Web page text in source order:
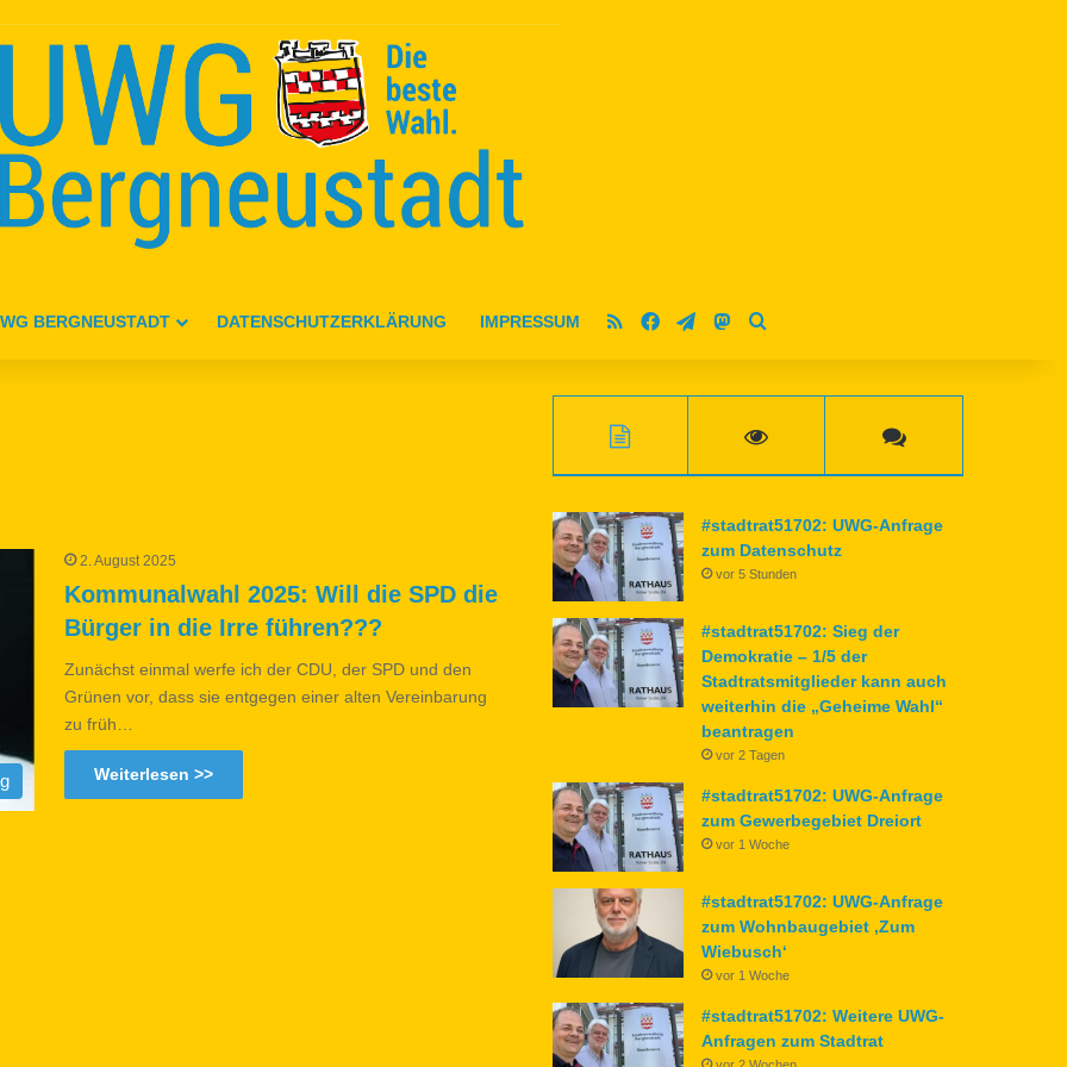
BERGNEUSTADT DATENSCHUTZERKLÄRUNG IMPRESSUM RSS FacebookTelegramMastodon
2. August 2025
Kommunalwahl 2025: Will die SPD die
Bürger in die Irre führen???
Zunächst einmal werfe ich der CDU, der SPD und den
Grünen vor, dass sie entgegen einer alten Vereinbarung
zu früh…
Weiterlesen >>
#stadtrat51702: UWG-Anfrage
zum Datenschutz
vor 5 Stunden
#stadtrat51702: Sieg der
Demokratie – 1/5 der
Stadtratsmitglieder kann auch
weiterhin die „Geheime Wahl“
beantragen
vor 2 Tagen
#stadtrat51702: UWG-Anfrage
zum Gewerbegebiet Dreiort
vor 1 Woche
#stadtrat51702: UWG-Anfrage
zum Wohnbaugebiet ‚Zum
Wiebusch‘
vor 1 Woche
#stadtrat51702: Weitere UWG-
Anfragen zum Stadtrat